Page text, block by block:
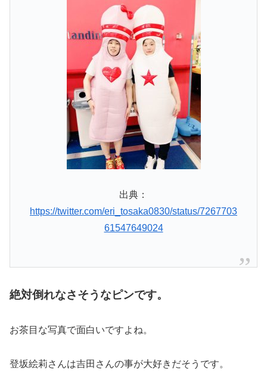
出典：
https://twitter.com/eri_tosaka0830/status/7267703
61547649024
絶対倒れなさそうなピンです。
お茶目な写真で面白いですよね。
登坂絵莉さんは吉田さんの事が大好きだそうです。